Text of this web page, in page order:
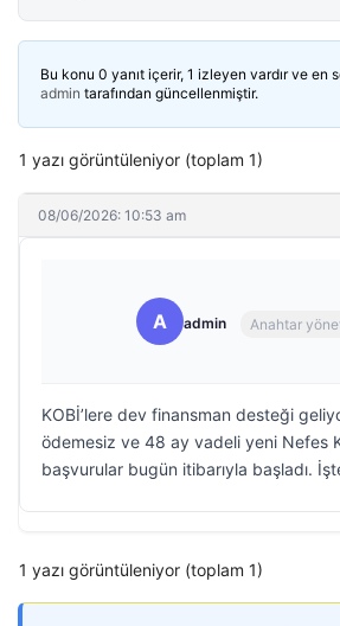
Bu konu 0 yanıt içerir, 1 izleyen vardır ve en
admin tarafından güncellenmiştir.
1 yazı görüntüleniyor (toplam 1)
08/06/2026: 10:53 am
A admin Anahtar
KOBİ’lere dev finansman desteği
ödemesiz ve 48 ay vadeli yeni Nefes
başvurular bugün itibarıyla başladı.
1 yazı görüntüleniyor (toplam 1)